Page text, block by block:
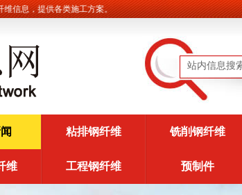
息，提供各类施工方案。
粘排钢纤维 铣削钢纤维
维 工程钢纤维 预制件